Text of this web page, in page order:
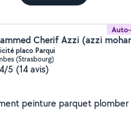
Cherif Azzi (azzi
placo Parqui
(Strasbourg)
5 (14 avis)
peinture parquet